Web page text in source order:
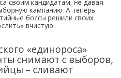
своим кандидатам, не давая
кампанию. А теперь
боссы решили своих
вчистую.
«единороса»
снимают с выборов,
– сливают